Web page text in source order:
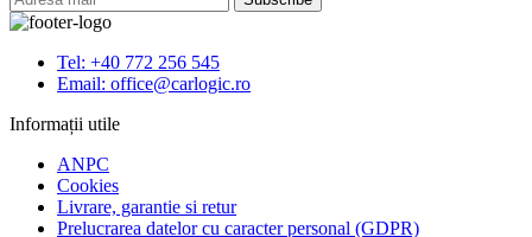
Tel: +40 772 256 545
Email: office@carlogic.ro
Informații utile
ANPC
Cookies
Livrare, garantie si retur
Prelucrarea datelor cu caracter personal (GDPR)